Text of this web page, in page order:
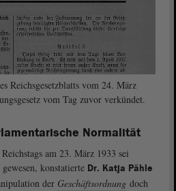
Reichsgesetzblatts vom 24. März
vom Tag zuvor verkündet.
Normalität
am 23. März 1933 sei
konstatierte Dr. Katja Pähle
der Geschäftsordnung doch